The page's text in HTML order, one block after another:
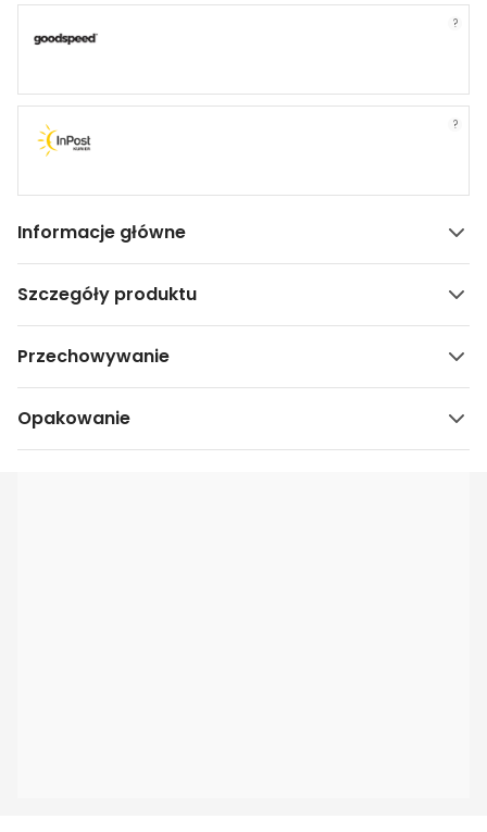
?
?
Informacje główne
Szczegóły produktu
Przechowywanie
Opakowanie